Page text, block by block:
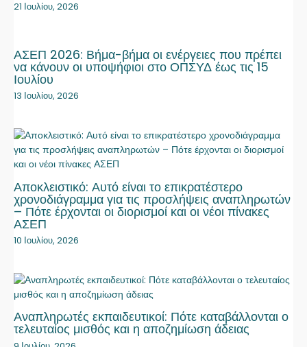
21 Ιουλίου, 2026
ΑΣΕΠ 2026: Βήμα-βήμα οι ενέργειες που πρέπει
να κάνουν οι υποψήφιοι στο ΟΠΣΥΔ έως τις 15
Ιουλίου
13 Ιουλίου, 2026
Αποκλειστικό: Αυτό είναι το επικρατέστερο
χρονοδιάγραμμα για τις προσλήψεις αναπληρωτών
– Πότε έρχονται οι διορισμοί και οι νέοι πίνακες
ΑΣΕΠ
10 Ιουλίου, 2026
Αναπληρωτές εκπαιδευτικοί: Πότε καταβάλλονται ο
τελευταίος μισθός και η αποζημίωση άδειας